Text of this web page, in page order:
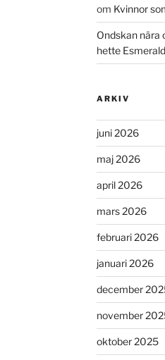
om Kvinnor
Ondskan nära
hette
ARKIV
juni 2026
maj 2026
april 2026
mars 2026
februari 2026
januari 2026
december
november
oktober 2025